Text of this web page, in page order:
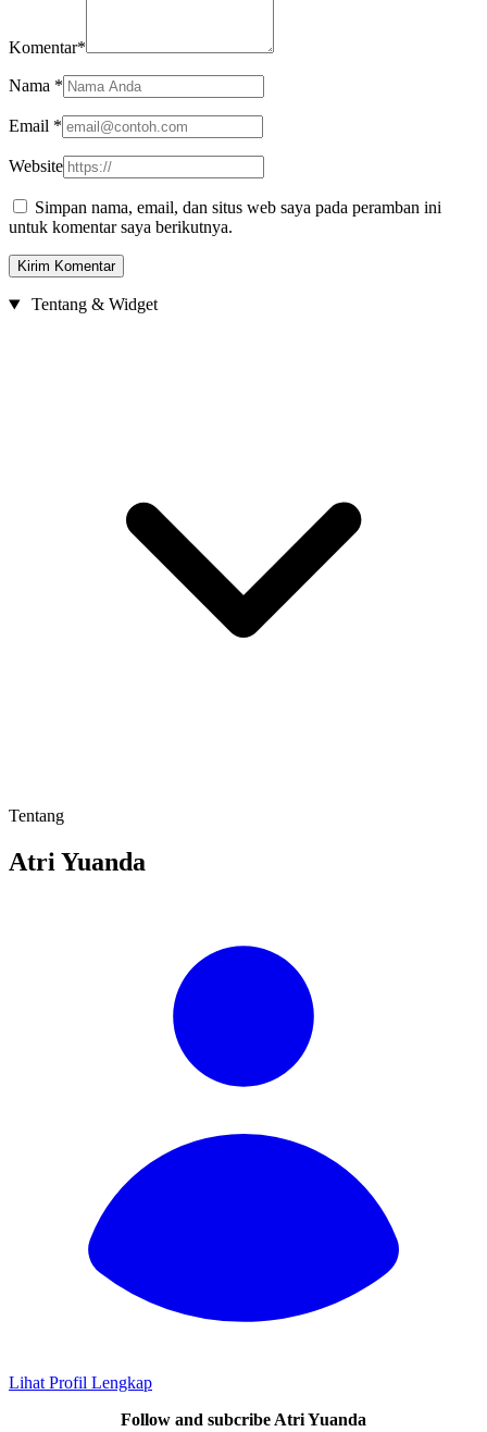
Komentar*
Nama *
Email *
Website
Simpan nama, email, dan situs web saya pada peramban ini
untuk komentar saya berikutnya.
Tentang & Widget
Tentang
Atri Yuanda
Lihat Profil Lengkap
Follow and subcribe Atri Yuanda